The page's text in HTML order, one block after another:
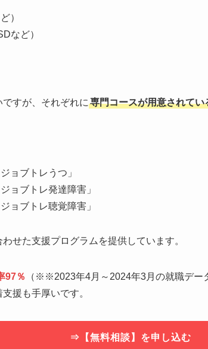
）
など）
すが、それぞれに 専門コースが用意されてい
ョブトレうつ」
ョブトレ発達障害」
ョブトレ聴覚障害」
せた支援プログラムを提供しています。
97％ （※※2023年4月～2024年3月の就職デー
援も手厚いです。
⇒【無料相談】を申し込む